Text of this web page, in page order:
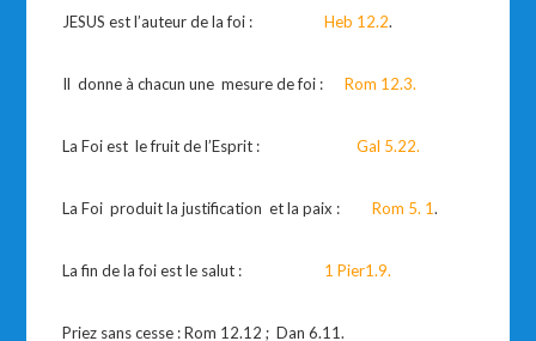
JESUS est l’auteur de la foi :Heb 12.2.
Il donne à chacun une mesure de foi :Rom 12.3.
La Foi est le fruit de l’Esprit :Gal 5.22.
La Foi produit la justification et la paix :Rom 5. 1.
La fin de la foi est le salut : 1 Pier1.9.
Priez sans cesse : Rom 12.12 ; Dan 6.11.